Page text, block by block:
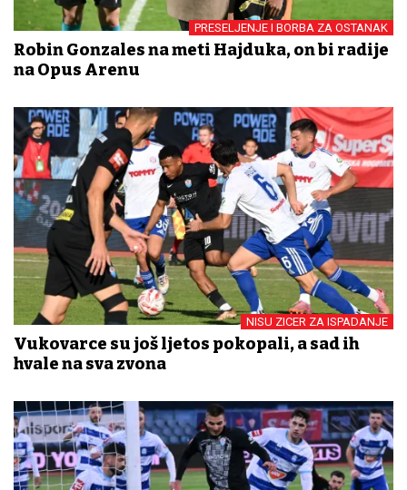
PRESELJENJE I BORBA ZA OSTANAK
Robin Gonzales na meti Hajduka, on bi radije
na Opus Arenu
NISU ZICER ZA ISPADANJE
Vukovarce su još ljetos pokopali, a sad ih
hvale na sva zvona